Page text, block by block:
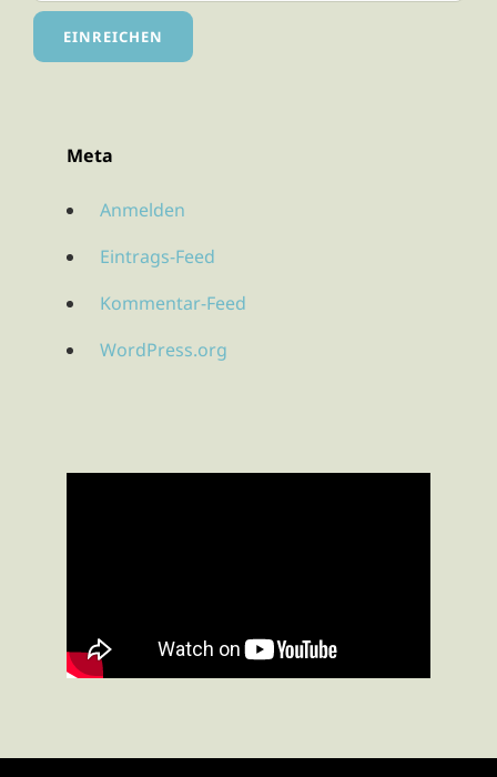
Meta
Anmelden
Eintrags-Feed
Kommentar-Feed
WordPress.org